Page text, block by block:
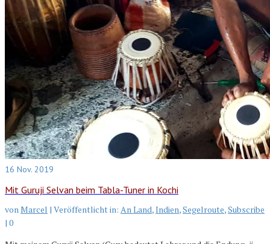
16 Nov. 2019
Mit Guruji Selvan beim Tabla-Tuner in Kochi
vonMarcel | Veröffentlicht in: An Land,Indien,Segelroute,Subscribe
| 0